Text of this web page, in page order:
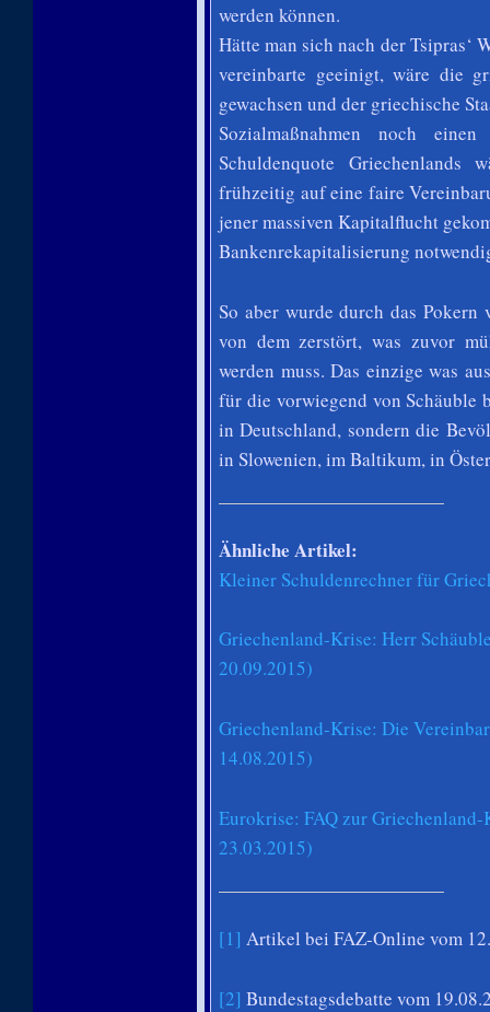
werden können.
Hätte man sich nach der Tsipras‘
vereinbarte geeinigt, wäre die
gewachsen und der griechische
Sozialmaßnahmen noch
Schuldenquote Griechenlands
frühzeitig auf eine faire
jener massiven Kapitalflucht
Bankenrekapitalisierung
So aber wurde durch das
von dem zerstört, was zuvor
werden muss. Das einzige was
für die vorwiegend von Schäuble
in Deutschland, sondern die
in Slowenien, im Baltikum, in
Ähnliche Artikel:
Kleiner Schuldenrechner für
Griechenland-Krise: Herr
20.09.2015)
Griechenland-Krise: Die
14.08.2015)
Eurokrise: FAQ zur
23.03.2015)
[1] Artikel bei FAZ-Online vom
[2] Bundestagsdebatte vom